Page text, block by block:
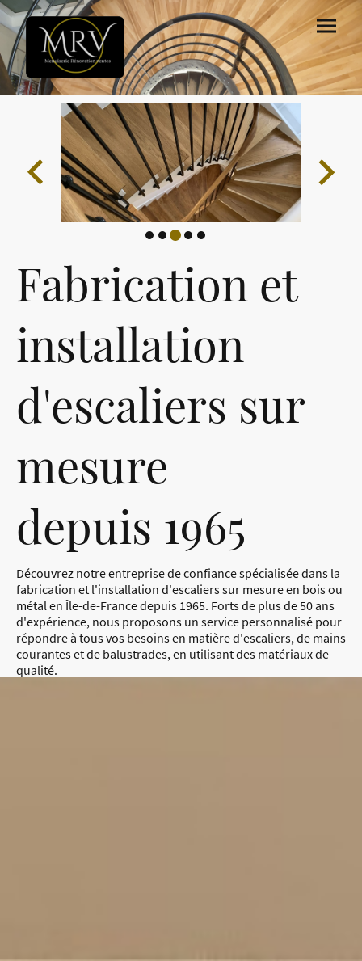
Fabrication et
installation
d'escaliers sur
mesure
depuis 1965
Découvrez notre entreprise de confiance spécialisée dans la
fabrication et l'installation d'escaliers sur mesure en bois ou
métal en Île-de-France depuis 1965. Forts de plus de 50 ans
d'expérience, nous proposons un service personnalisé pour
répondre à tous vos besoins en matière d'escaliers, de mains
courantes et de balustrades, en utilisant des matériaux de
qualité.